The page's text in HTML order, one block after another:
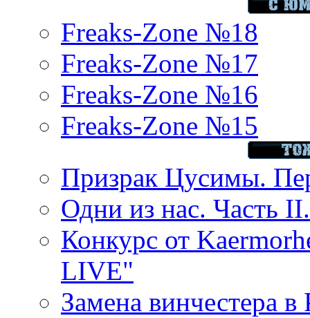
Freaks-Zone №18
Freaks-Zone №17
Freaks-Zone №16
Freaks-Zone №15
Призрак Цусимы.
Одни из нас. Часть
Конкурс от
LIVE"
Замена винчестера